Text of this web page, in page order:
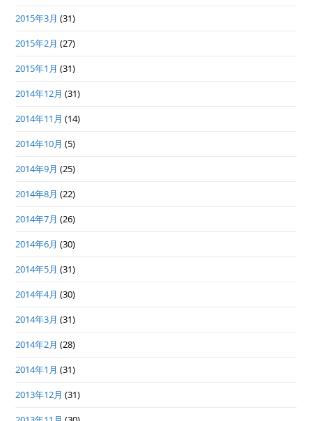
2015年3月 (31)
2015年2月 (27)
2015年1月 (31)
2014年12月 (31)
2014年11月 (14)
2014年10月 (5)
2014年9月 (25)
2014年8月 (22)
2014年7月 (26)
2014年6月 (30)
2014年5月 (31)
2014年4月 (30)
2014年3月 (31)
2014年2月 (28)
2014年1月 (31)
2013年12月 (31)